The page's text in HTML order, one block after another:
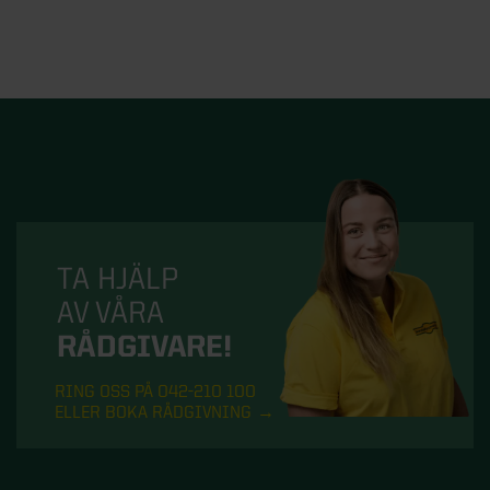
TA HJÄLP
AV VÅRA
RÅDGIVARE!
RING OSS PÅ 042-210 100
ELLER BOKA RÅDGIVNING